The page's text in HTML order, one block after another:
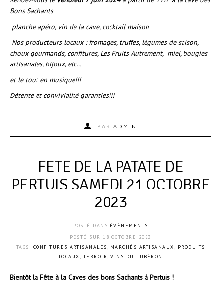
Bons Sachants
planche apéro, vin de la cave, cocktail maison
Nos producteurs locaux : fromages, truffes, légumes de saison,
choux gourmands, confitures, Les Fruits Autrement, miel, bougies
artisanales, bijoux, etc…
et le tout en musique!!!
Détente et convivialité garanties!!!
PAR ADMIN
FETE DE LA PATATE DE
PERTUIS SAMEDI 21 OCTOBRE
2023
POSTÉ DANS ÉVÈNEMENTS
POSTÉ SUR 18 OCTOBRE 2023
TAGS: CONFITURES ARTISANALES , MARCHÉS ARTISANAUX , PRODUITS
LOCAUX , TERROIR, VINS DU LUBÉRON
Bientôt la Fête à la Caves des bons Sachants à Pertuis !